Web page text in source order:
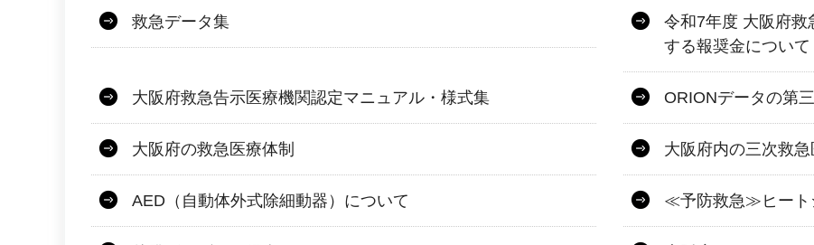
救急データ集
令和7年度 大阪府救
する報奨金について
大阪府救急告示医療機関認定マニュアル・様式集 ORIONデータの第
大阪府の救急医療体制 大阪府内の三次救
AED（自動体外式除細動器）について ≪予防救急≫ヒート